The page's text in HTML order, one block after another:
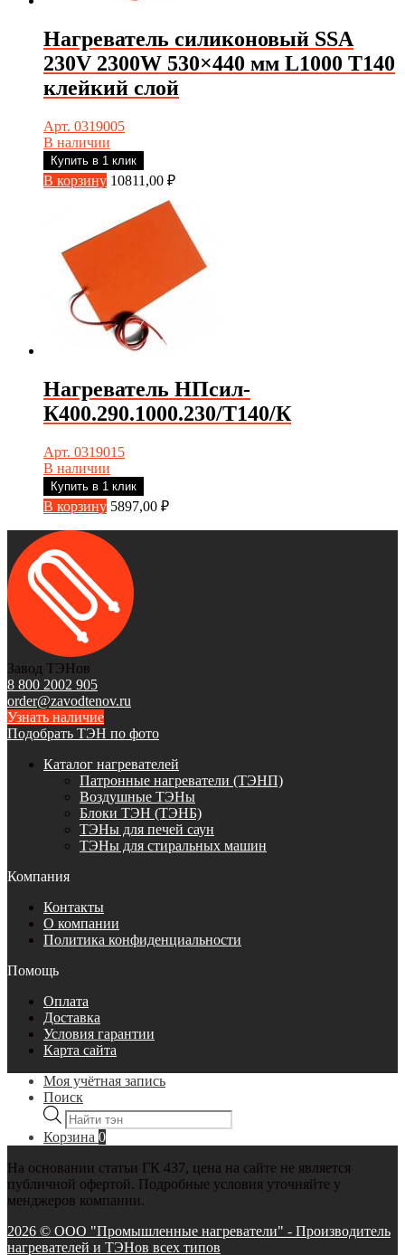
Нагреватель силиконовый SSA
230V 2300W 530×440 мм L1000 Т140
клейкий слой
Арт. 0319005
В наличии
Купить в 1 клик
В корзину 10811,00 ₽
Нагреватель НПсил-
К400.290.1000.230/T140/К
Арт. 0319015
В наличии
Купить в 1 клик
В корзину 5897,00 ₽
Завод ТЭНов
8 800 2002 905
order@zavodtenov.ru
Узнать наличие
Подобрать ТЭН по фото
Каталог нагревателей
Патронные нагреватели (ТЭНП)
Воздушные ТЭНы
Блоки ТЭН (ТЭНБ)
ТЭНы для печей саун
ТЭНы для стиральных машин
Компания
Контакты
О компании
Политика конфиденциальности
Помощь
Оплата
Доставка
Условия гарантии
Карта сайта
Моя учётная запись
Поиск
Поиск
товаров
Корзина 0
На основании статьи ГК 437, цена на сайте не является
публичной офертой. Подробные условия уточняйте у
менджеров компании.
2026 © ООО "Промышленные нагреватели" - Производитель
нагревателей и ТЭНов всех типов